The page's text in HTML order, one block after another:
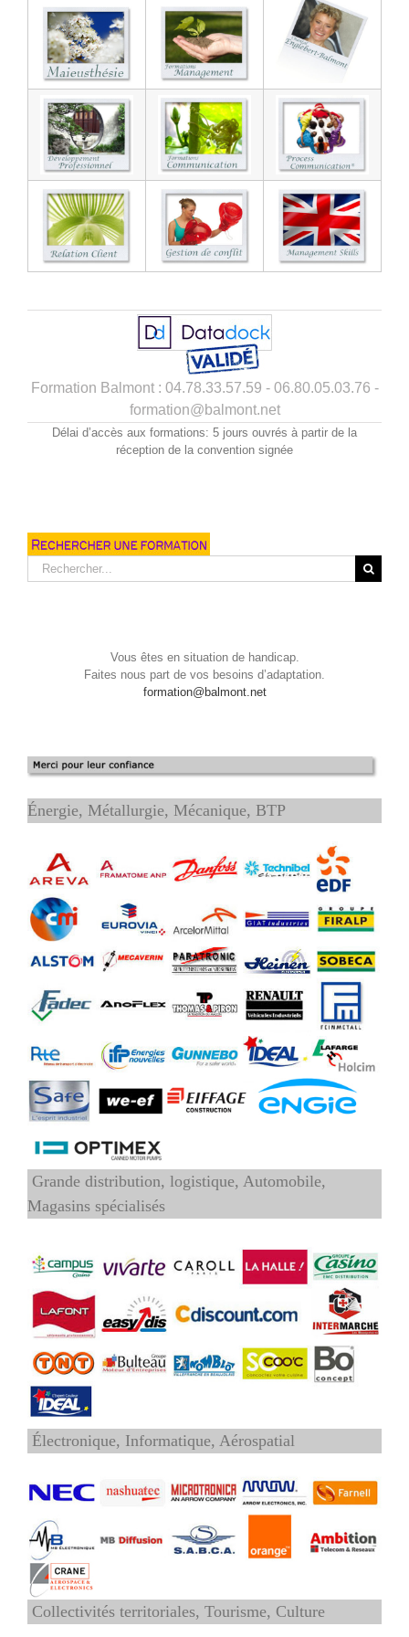
Formation Balmont : 04.78.33.57.59 - 06.80.05.03.76 -
formation@balmont.net
Délai d’accès aux formations: 5 jours ouvrés à partir de la
réception de la convention signée
Rechercher:
Vous êtes en situation de handicap.
Faites nous part de vos besoins d’adaptation.
formation@balmont.net
Énergie, Métallurgie, Mécanique, BTP
Grande distribution, logistique, Automobile,
Magasins spécialisés
Électronique, Informatique, Aérospatial
Collectivités territoriales, Tourisme, Culture